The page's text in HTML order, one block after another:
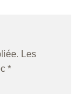
Les
*